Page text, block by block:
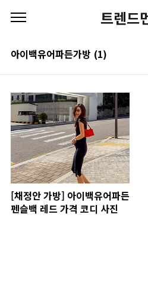
트렌드
아이백유어파든가방 (1)
[채정안 가방] 아이백유어파든
펜슬백 레드 가격 코디 사진